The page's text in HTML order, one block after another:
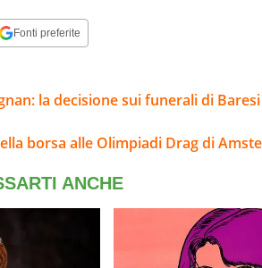
Fonti preferite
la decisione sui funerali di
borsa alle Olimpiadi Drag di